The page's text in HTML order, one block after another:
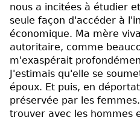
nous a incitées à étudier
seule façon d'accéder à
économique. Ma mère
autoritaire, comme
m'exaspérait
J'estimais qu'elle se
époux. Et puis, en
préservée par les
trouver avec les hommes